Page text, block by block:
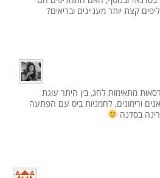
קצת יותר מעניינים ובריאים?
מתאימות לחג, בין היתר עוגת
ורימונים, לחמניות ביס עם הפתעה
בסדנה